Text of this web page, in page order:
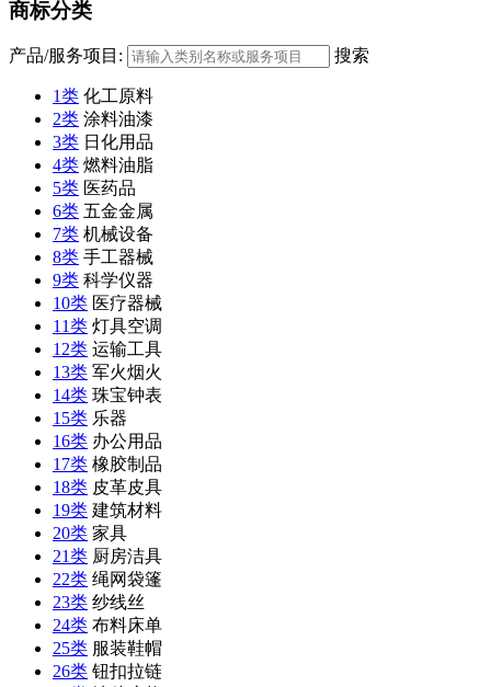
商标分类
产品/服务项目: 搜索
1类 化工原料
2类 涂料油漆
3类 日化用品
4类 燃料油脂
5类 医药品
6类 五金金属
7类 机械设备
8类 手工器械
9类 科学仪器
10类 医疗器械
11类 灯具空调
12类 运输工具
13类 军火烟火
14类 珠宝钟表
15类 乐器
16类 办公用品
17类 橡胶制品
18类 皮革皮具
19类 建筑材料
20类 家具
21类 厨房洁具
22类 绳网袋篷
23类 纱线丝
24类 布料床单
25类 服装鞋帽
26类 钮扣拉链